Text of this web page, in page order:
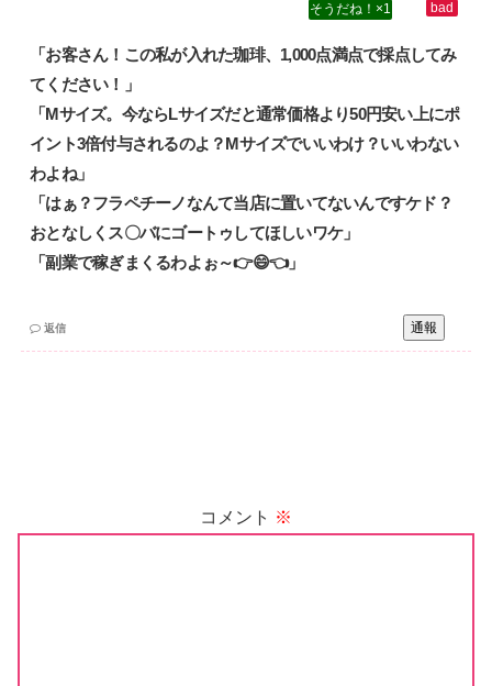
1
「お客さん！この私が入れた珈琲、1,000点満点で採点してみ
てください！」‌
「Mサイズ。今ならLサイズだと通常価格より50円安い上にポ
イント3倍付与されるのよ？Mサイズでいいわけ？いいわない
わよね」‌
「はぁ？フラペチーノなんて当店に置いてないんですケド？
おとなしくス〇バにゴートゥしてほしいワケ」‌
「副業で稼ぎまくるわよぉ～👉😄👈」
通報
返信
コメント ※